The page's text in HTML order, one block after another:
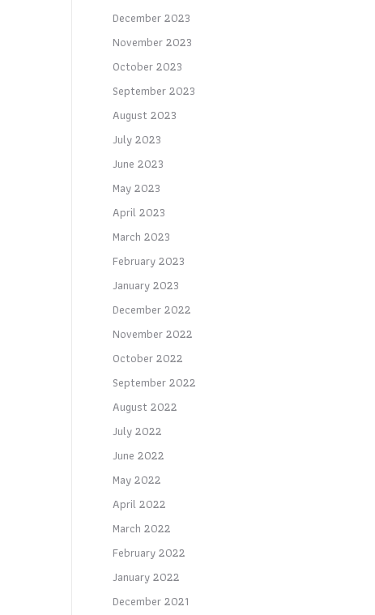
December 2023
November 2023
October 2023
September 2023
August 2023
July 2023
June 2023
May 2023
April 2023
March 2023
February 2023
January 2023
December 2022
November 2022
October 2022
September 2022
August 2022
July 2022
June 2022
May 2022
April 2022
March 2022
February 2022
January 2022
December 2021